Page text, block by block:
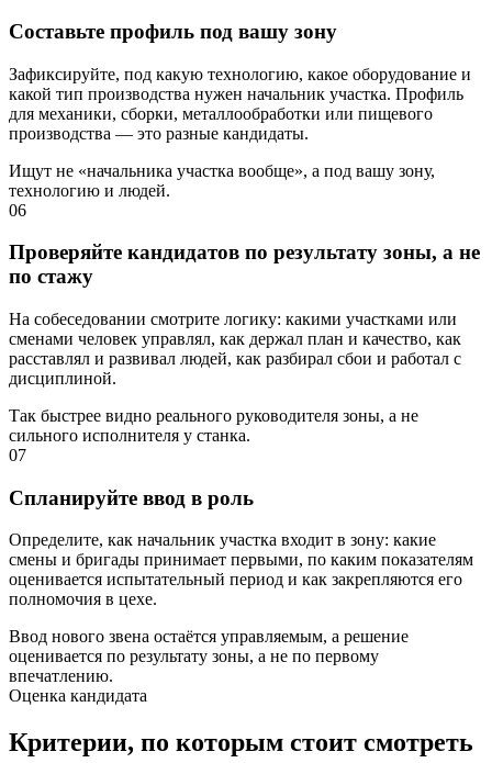
Составьте профиль под вашу зону
Зафиксируйте, под какую технологию, какое оборудование и
какой тип производства нужен начальник участка. Профиль
для механики, сборки, металлообработки или пищевого
производства — это разные кандидаты.
Ищут не «начальника участка вообще», а под вашу зону,
технологию и людей.
06
Проверяйте кандидатов по результату зоны, а не
по стажу
На собеседовании смотрите логику: какими участками или
сменами человек управлял, как держал план и качество, как
расставлял и развивал людей, как разбирал сбои и работал с
дисциплиной.
Так быстрее видно реального руководителя зоны, а не
сильного исполнителя у станка.
07
Спланируйте ввод в роль
Определите, как начальник участка входит в зону: какие
смены и бригады принимает первыми, по каким показателям
оценивается испытательный период и как закрепляются его
полномочия в цехе.
Ввод нового звена остаётся управляемым, а решение
оценивается по результату зоны, а не по первому
впечатлению.
Оценка кандидата
Критерии, по которым стоит смотреть